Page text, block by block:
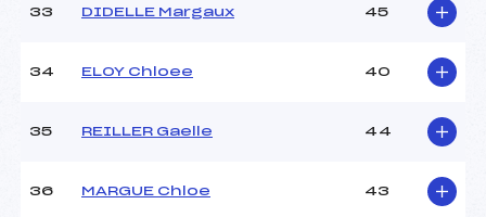
33 DIDELLE Margaux 45
34 ELOY Chloee 40
35 REILLER Gaelle 44
36 MARGUE Chloe 43